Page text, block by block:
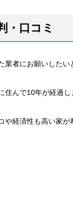
・口コミ
業者にお願いした
住んで10年が経過
や経済性も高い家が